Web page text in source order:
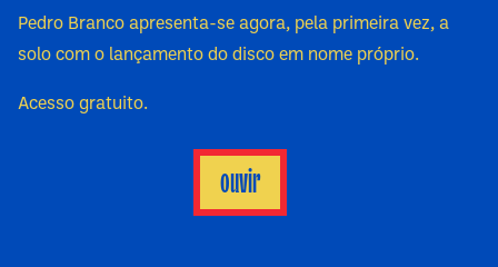
Pedro Branco apresenta-se agora, pela primeira vez, a
solo com o lançamento do disco em nome próprio.
Acesso gratuito.
ouvir